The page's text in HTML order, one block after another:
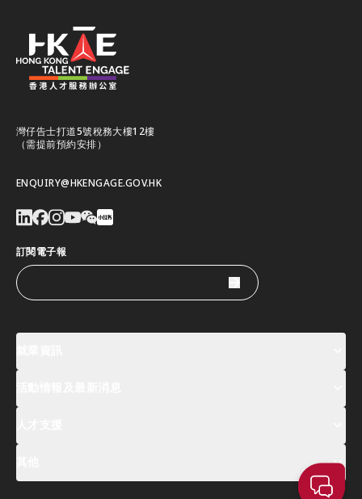
灣仔告士打道5號稅務大樓12樓
（需提前預約安排）
ENQUIRY@HKENGAGE.GOV.HK
訂閱電子報
薪酬指數
全球人才高峰會周
聯絡我們